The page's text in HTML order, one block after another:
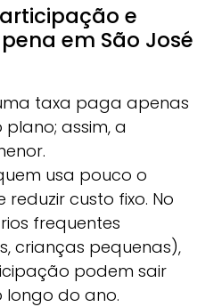
e
em São José
taxa paga apenas
assim, a
usa pouco o
custo fixo. No
frequentes
crianças pequenas),
podem sair
longo do ano.